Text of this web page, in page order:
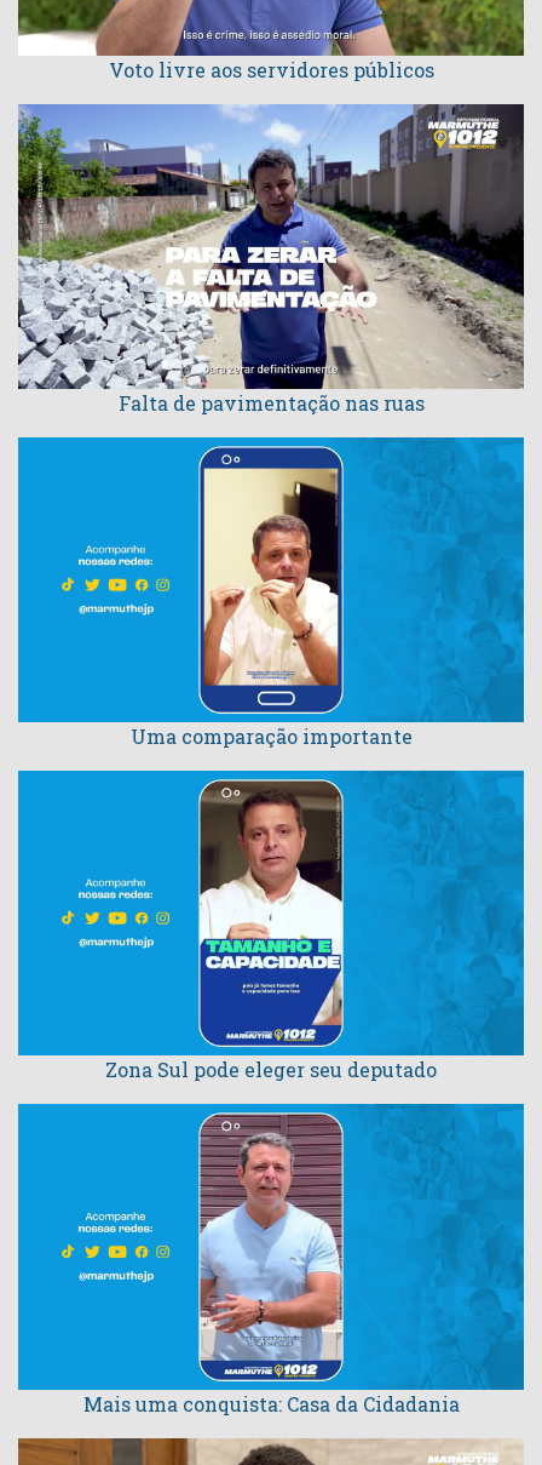
Voto livre aos servidores públicos
Falta de pavimentação nas ruas
Uma comparação importante
Zona Sul pode eleger seu deputado
Mais uma conquista: Casa da Cidadania